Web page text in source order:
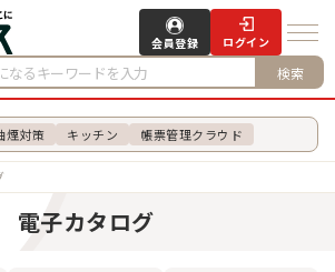
検索
会員登録 ログイン
煙対策 キッチン 帳票管理クラウド
電子カタログ